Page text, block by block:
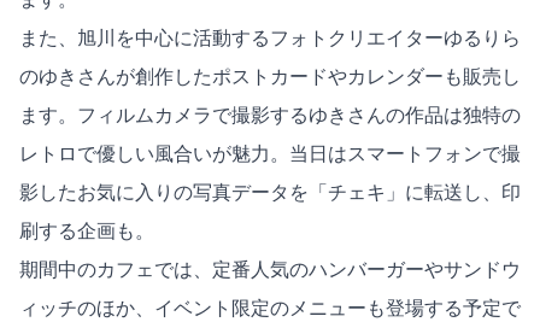
また、旭川を中心に活動するフォトクリエイターゆるりら
のゆきさんが創作したポストカードやカレンダーも販売し
ます。フィルムカメラで撮影するゆきさんの作品は独特の
レトロで優しい風合いが魅力。当日はスマートフォンで撮
影したお気に入りの写真データを「チェキ」に転送し、印
刷する企画も。
期間中のカフェでは、定番人気のハンバーガーやサンドウ
ィッチのほか、イベント限定のメニューも登場する予定で